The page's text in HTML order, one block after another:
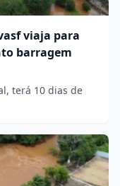
viaja para
barragem
terá 10 dias de